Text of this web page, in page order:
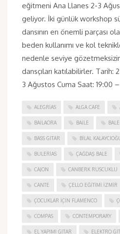
eğitmeni Ana Llanes 2-3
geliyor. İki günlük workshop
dansının en önemli parçası
beden kullanımı ve kol
nedenle seviye
dansçıları katılabilirler.
3 Ağustos Cuma Saat: 19:00
ALEGRIAS ALGA CAFE
BAILAORA BAILE
BASS GITAR BILAL
BULERIAS ÇAĞDAŞ BALE
CAJON CANBERK RUSCUKLU
CANTE ÇELLO EĞITIMI İZMIR
ÇOCUKLAR IÇIN FLAMENCO
COMPAS CONTEMPORARY
EL YAPIMI GITAR ELEKTRO